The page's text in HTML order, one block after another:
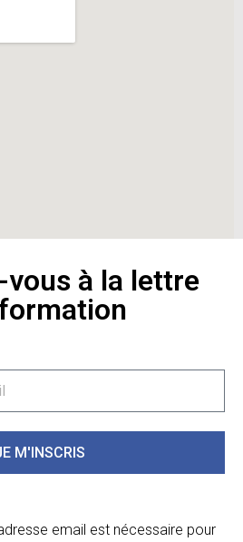
à la lettre
M'INSCRIS
email est nécessaire pour